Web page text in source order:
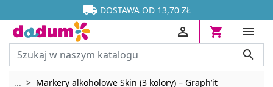

 DOSTAWA OD 13,70 ZŁ






... Rozwiń breadcrumbs
Markery alkoholowe Skin (3 kolory) – Graph’it